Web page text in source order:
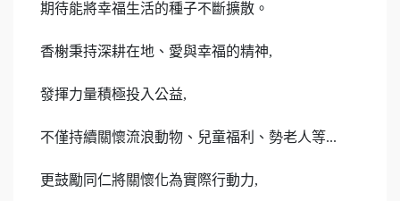
期待能將幸福生活的種子不斷擴散。
香榭秉持深耕在地、愛與幸福的精神,
發揮力量積極投入公益,
不僅持續關懷流浪動物、兒童福利、勢老人等...
更鼓勵同仁將關懷化為實際行動力,